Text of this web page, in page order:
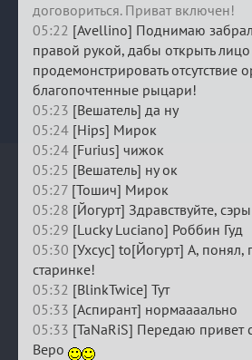
договориться. Приват включен!
05:22 [Avellino] Поднимаю
правой рукой, дабы открыть
продемонстрировать отсутствие
благопочтенные рыцари!
05:23 [Вешатель] да ну
05:24 [Hips] Мирок
05:24 [Furius] чижок
05:25 [Вешатель] ну ок
05:27 [Тошич] Мирок
05:28 [Йогурт] Здравствуйте,
05:29 [Lucky Luciano] Роббин Гуд
05:30 [Ухсус] to[Йогурт] А,
старинке!
05:32 [BlinkTwice] Тут
05:33 [Аспирант] нормаааально
05:33 [TaNaRiS] Передаю привет
Веро